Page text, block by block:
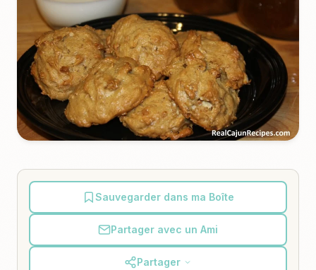
Sauvegarder dans ma Boîte
Partager avec un Ami
Partager